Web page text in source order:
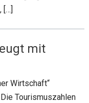
mit
Wirtschaft“
Tourismuszahlen